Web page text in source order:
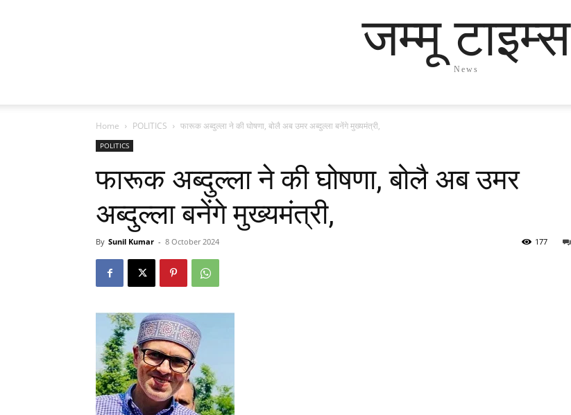
जम्मू टाइम्स
News
Home POLITICS फारूक अब्दुल्ला ने की घोषणा, बोलै अब उमर अब्दुल्ला बनेंगे मुख्यमंत्री,
POLITICS
फारूक अब्दुल्ला ने की घोषणा, बोलै अब उमर
अब्दुल्ला बनेंगे मुख्यमंत्री,
By Sunil Kumar - 8 October 2024 177